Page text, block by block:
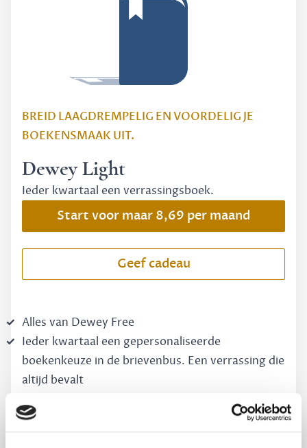
BREID LAAGDREMPELIG EN VOORDELIG JE
BOEKENSMAAK UIT.
Dewey Light
Ieder kwartaal een verrassingsboek.
Start voor maar 8,69 per maand
Geef cadeau
Alles van Dewey Free
Ieder kwartaal een gepersonaliseerde
boekenkeuze in de brievenbus. Een verrassing die
altijd bevalt
of het zou bevallen (maar dit hoeft niet)